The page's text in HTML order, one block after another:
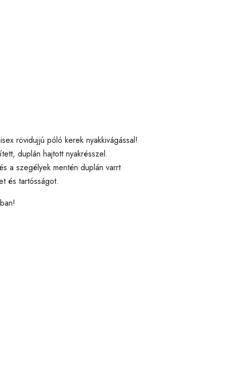
rövidujjú póló kerek nyakkivágással!
duplán hajtott nyakrésszel.
a szegélyek mentén duplán varrt
és tartósságot.